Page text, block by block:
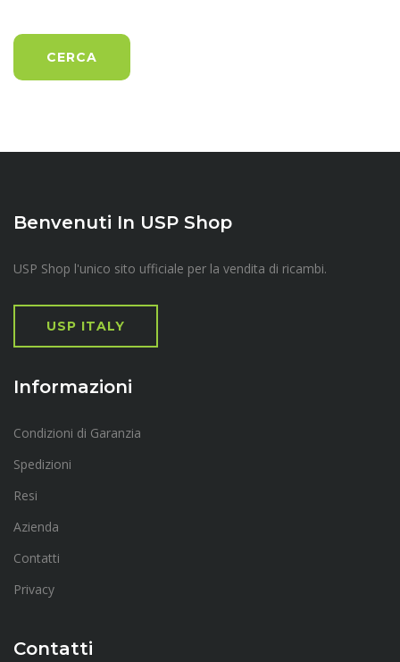
CERCA
Benvenuti In USP Shop
USP Shop l'unico sito ufficiale per la vendita di ricambi.
USP ITALY
Informazioni
Condizioni di Garanzia
Spedizioni
Resi
Azienda
Contatti
Privacy
Contatti